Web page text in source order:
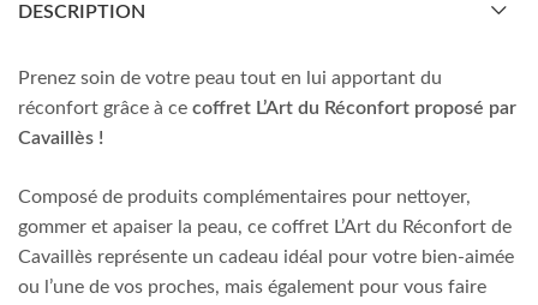
DESCRIPTION
Prenez soin de votre peau tout en lui apportant du
réconfort grâce à ce coffret L’Art du Réconfort proposé par
Cavaillès !
Composé de produits complémentaires pour nettoyer,
gommer et apaiser la peau, ce coffret L’Art du Réconfort de
Cavaillès représente un cadeau idéal pour votre bien-aimée
ou l’une de vos proches, mais également pour vous faire